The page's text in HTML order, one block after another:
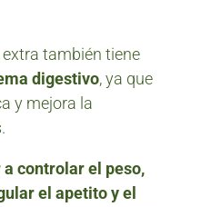
también tiene
digestivo, ya que
y mejora la
a controlar el peso,
el apetito y el